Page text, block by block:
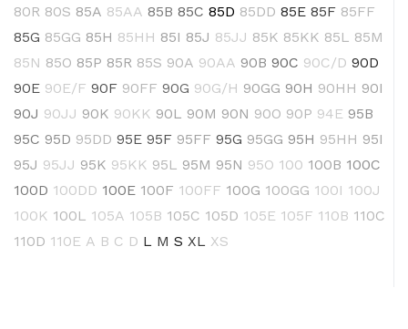
80R 80S 85A 85AA 85B 85C 85D 85DD 85E 85F 85FF
85G 85GG 85H 85HH 85I 85J 85JJ 85K 85KK 85L 85M
85N 85O 85P 85R 85S 90A 90AA 90B 90C 90C/D 90D
90E 90E/F 90F 90FF 90G 90G/H 90GG 90H 90HH 90I
90J 90JJ 90K 90KK 90L 90M 90N 90O 90P 94E 95B
95C 95D 95DD 95E 95F 95FF 95G 95GG 95H 95HH 95I
95J 95JJ 95K 95KK 95L 95M 95N 95O 100 100B 100C
100D 100DD 100E 100F 100FF 100G 100GG 100I 100J
100K 100L 105A 105B 105C 105D 105E 105F 110B 110C
110D 110E A B C D L M S XL XS